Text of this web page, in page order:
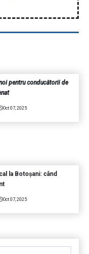
pentru conducătorii de
Oct 07, 2025
la Botoșani: când
Oct 07, 2025